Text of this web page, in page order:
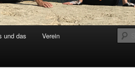
und das Verein